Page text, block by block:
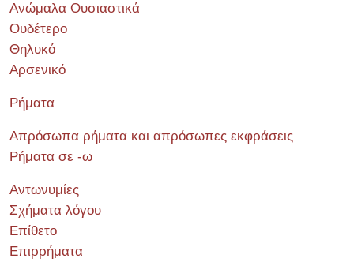
Ανώμαλα Ουσιαστικά
Ουδέτερο
Θηλυκό
Αρσενικό
Ρήματα
Απρόσωπα ρήματα και απρόσωπες εκφράσεις
Ρήματα σε -ω
Αντωνυμίες
Σχήματα λόγου
Επίθετο
Επιρρήματα